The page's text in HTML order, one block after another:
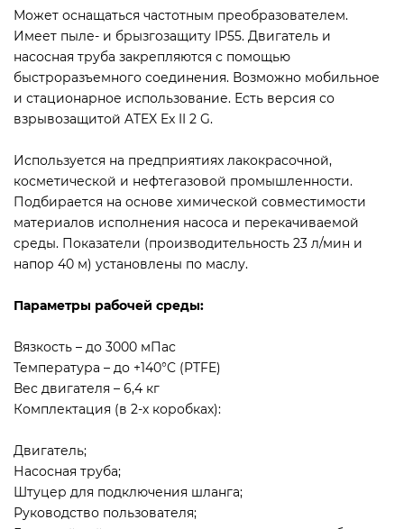
Может оснащаться частотным преобразователем.
Имеет пыле- и брызгозащиту IP55. Двигатель и
насосная труба закрепляются с помощью
быстроразъемного соединения. Возможно мобильное
и стационарное использование. Есть версия со
взрывозащитой ATEX Ex II 2 G.
Используется на предприятиях лакокрасочной,
косметической и нефтегазовой промышленности.
Подбирается на основе химической совместимости
материалов исполнения насоса и перекачиваемой
среды. Показатели (производительность 23 л/мин и
напор 40 м) установлены по маслу.
Параметры рабочей среды:
Вязкость – до 3000 мПас
Температура – до +140°C (PTFE)
Вес двигателя – 6,4 кг
Комплектация (в 2-х коробках):
Двигатель;
Насосная труба;
Штуцер для подключения шланга;
Руководство пользователя;